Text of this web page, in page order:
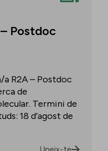
Postdoc
R2A – Postdoc
de
Termini de
18 d’agost de